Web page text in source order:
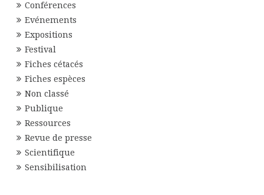
Conférences
Evénements
Expositions
Festival
Fiches cétacés
Fiches espèces
Non classé
Publique
Ressources
Revue de presse
Scientifique
Sensibilisation